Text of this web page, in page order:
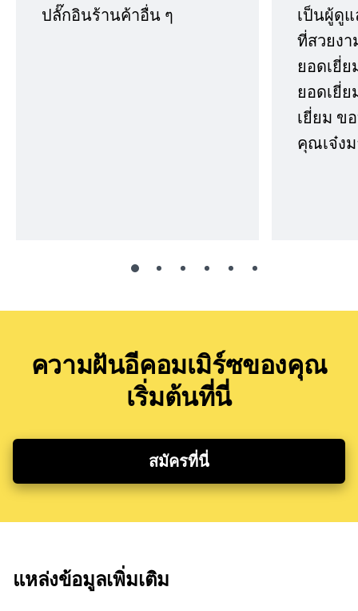
ปลั๊กอินร้านค้าอื่น ๆ
เป็นผู้ดูแ
ที่สวยง
ยอดเยี่ย
ยอดเยี่
เยี่ยม ข
คุณเจ๋ง
ความฝันอีคอมเมิร์ซของคุณ
เริ่มต้นที่นี่
สมัครที่นี่
แหล่งข้อมูลเพิ่มเติม